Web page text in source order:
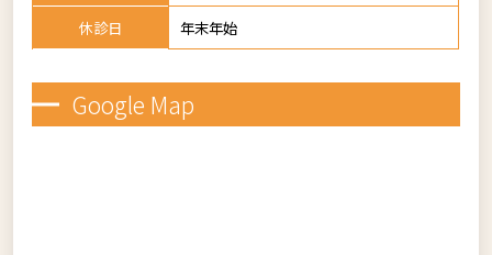
休診日
年末年始
Google Map